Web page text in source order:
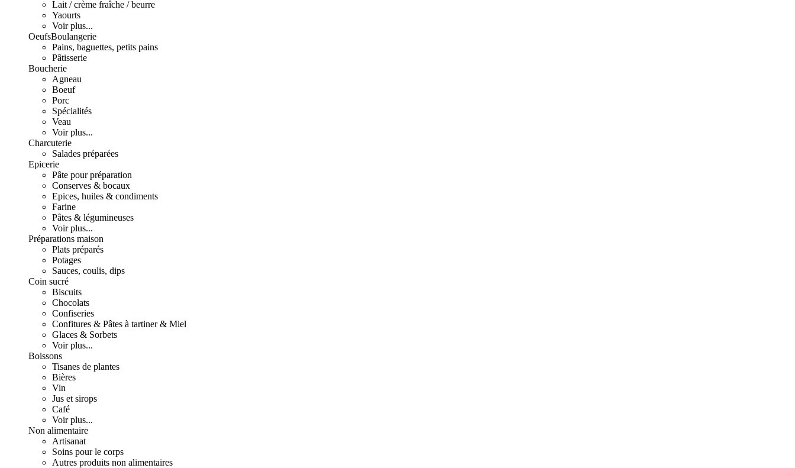
Lait / crème fraîche / beurre
Yaourts
Voir plus...
OeufsBoulangerie
Pains, baguettes, petits pains
Pâtisserie
Boucherie
Agneau
Boeuf
Porc
Spécialités
Veau
Voir plus...
Charcuterie
Salades préparées
Epicerie
Pâte pour préparation
Conserves & bocaux
Epices, huiles & condiments
Farine
Pâtes & légumineuses
Voir plus...
Préparations maison
Plats préparés
Potages
Sauces, coulis, dips
Coin sucré
Biscuits
Chocolats
Confiseries
Confitures & Pâtes à tartiner & Miel
Glaces & Sorbets
Voir plus...
Boissons
Tisanes de plantes
Bières
Vin
Jus et sirops
Café
Voir plus...
Non alimentaire
Artisanat
Soins pour le corps
Autres produits non alimentaires